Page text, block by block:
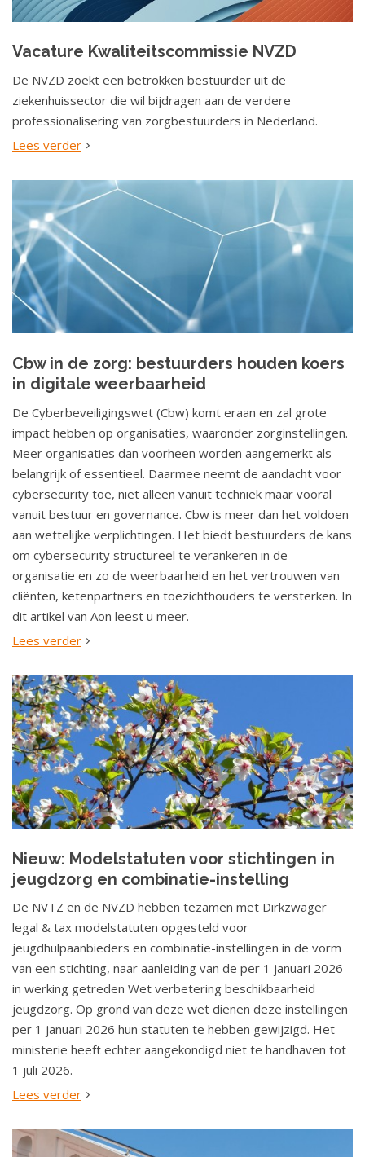
g
a
t
e
Vacature Kwaliteitscommissie NVZD
De NVZD zoekt een betrokken bestuurder uit de
ziekenhuissector die wil bijdragen aan de verdere
professionalisering van zorgbestuurders in Nederland.
Lees verder
Cbw in de zorg: bestuurders houden koers
in digitale weerbaarheid
De Cyberbeveiligingswet (Cbw) komt eraan en zal grote
impact hebben op organisaties, waaronder zorginstellingen.
Meer organisaties dan voorheen worden aangemerkt als
belangrijk of essentieel. Daarmee neemt de aandacht voor
cybersecurity toe, niet alleen vanuit techniek maar vooral
vanuit bestuur en governance. Cbw is meer dan het voldoen
aan wettelijke verplichtingen. Het biedt bestuurders de kans
om cybersecurity structureel te verankeren in de
organisatie en zo de weerbaarheid en het vertrouwen van
cliënten, ketenpartners en toezichthouders te versterken. In
dit artikel van Aon leest u meer.
Lees verder
Nieuw: Modelstatuten voor stichtingen in
jeugdzorg en combinatie-instelling
De NVTZ en de NVZD hebben tezamen met Dirkzwager
legal & tax modelstatuten opgesteld voor
jeugdhulpaanbieders en combinatie-instellingen in de vorm
van een stichting, naar aanleiding van de per 1 januari 2026
in werking getreden Wet verbetering beschikbaarheid
jeugdzorg. Op grond van deze wet dienen deze instellingen
per 1 januari 2026 hun statuten te hebben gewijzigd. Het
ministerie heeft echter aangekondigd niet te handhaven tot
1 juli 2026.
Lees verder